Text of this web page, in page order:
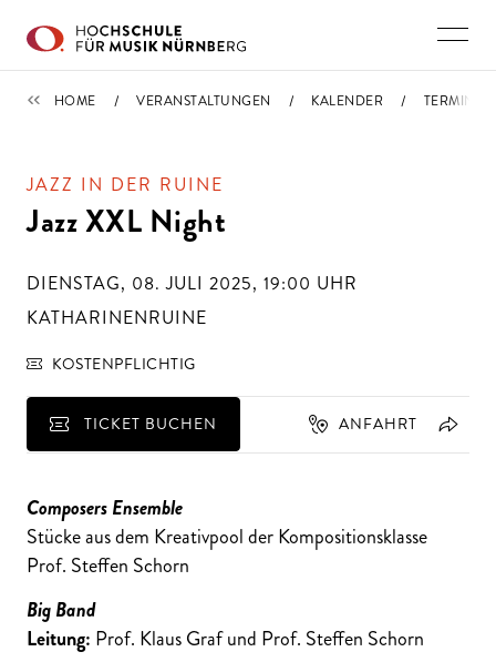
TERMINE
HOME VERANSTALTUNGEN KALENDER TERMIN
JAZZ IN DER RUINE
Jazz XXL Night
DIENSTAG, 08. JULI 2025, 19:00 UHR
KATHARINENRUINE
KOSTENPFLICHTIG
TICKET BUCHEN ANFAHRT
Composers Ensemble
Stücke aus dem Kreativpool der Kompositionsklasse
Prof. Steffen Schorn
Big Band
Leitung: Prof. Klaus Graf und Prof. Steffen Schorn